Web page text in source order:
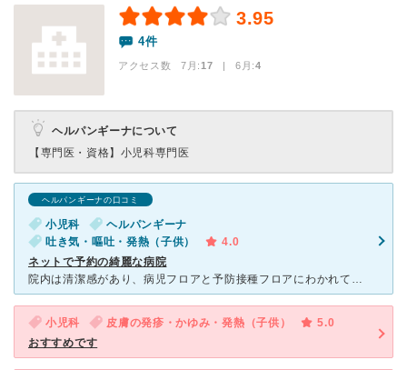
3.95
4件
アクセス数 7月:17 | 6月:4
ヘルパンギーナについて
【専門医・資格】 小児科専門医
ヘルパンギーナの口コミ
小児科
ヘルパンギーナ
吐き気・嘔吐・発熱（子供）
4.0
ネットで予約の綺麗な病院
院内は清潔感があり、病児フロアと予防接種フロアにわかれており、二次感染を防ぐのに有効な空間になっています。先生は、女性の院長先生と外部から出向してくる先生の2名体制です。 ネットで当日予約ができるの
小児科 皮膚の発疹・かゆみ・発熱（子供）
5.0
おすすめです